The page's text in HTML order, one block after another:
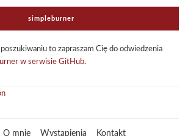
sim­ple­bur­ner
to zapra­szam Cię do odwie­dze­nia
w ser­wi­sie GitHub.
O mnie Wystąpienia Kontakt